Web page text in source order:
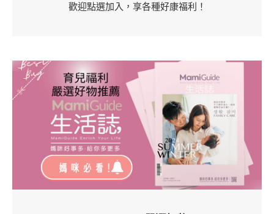
歡迎點選加入，享各種好康福利！